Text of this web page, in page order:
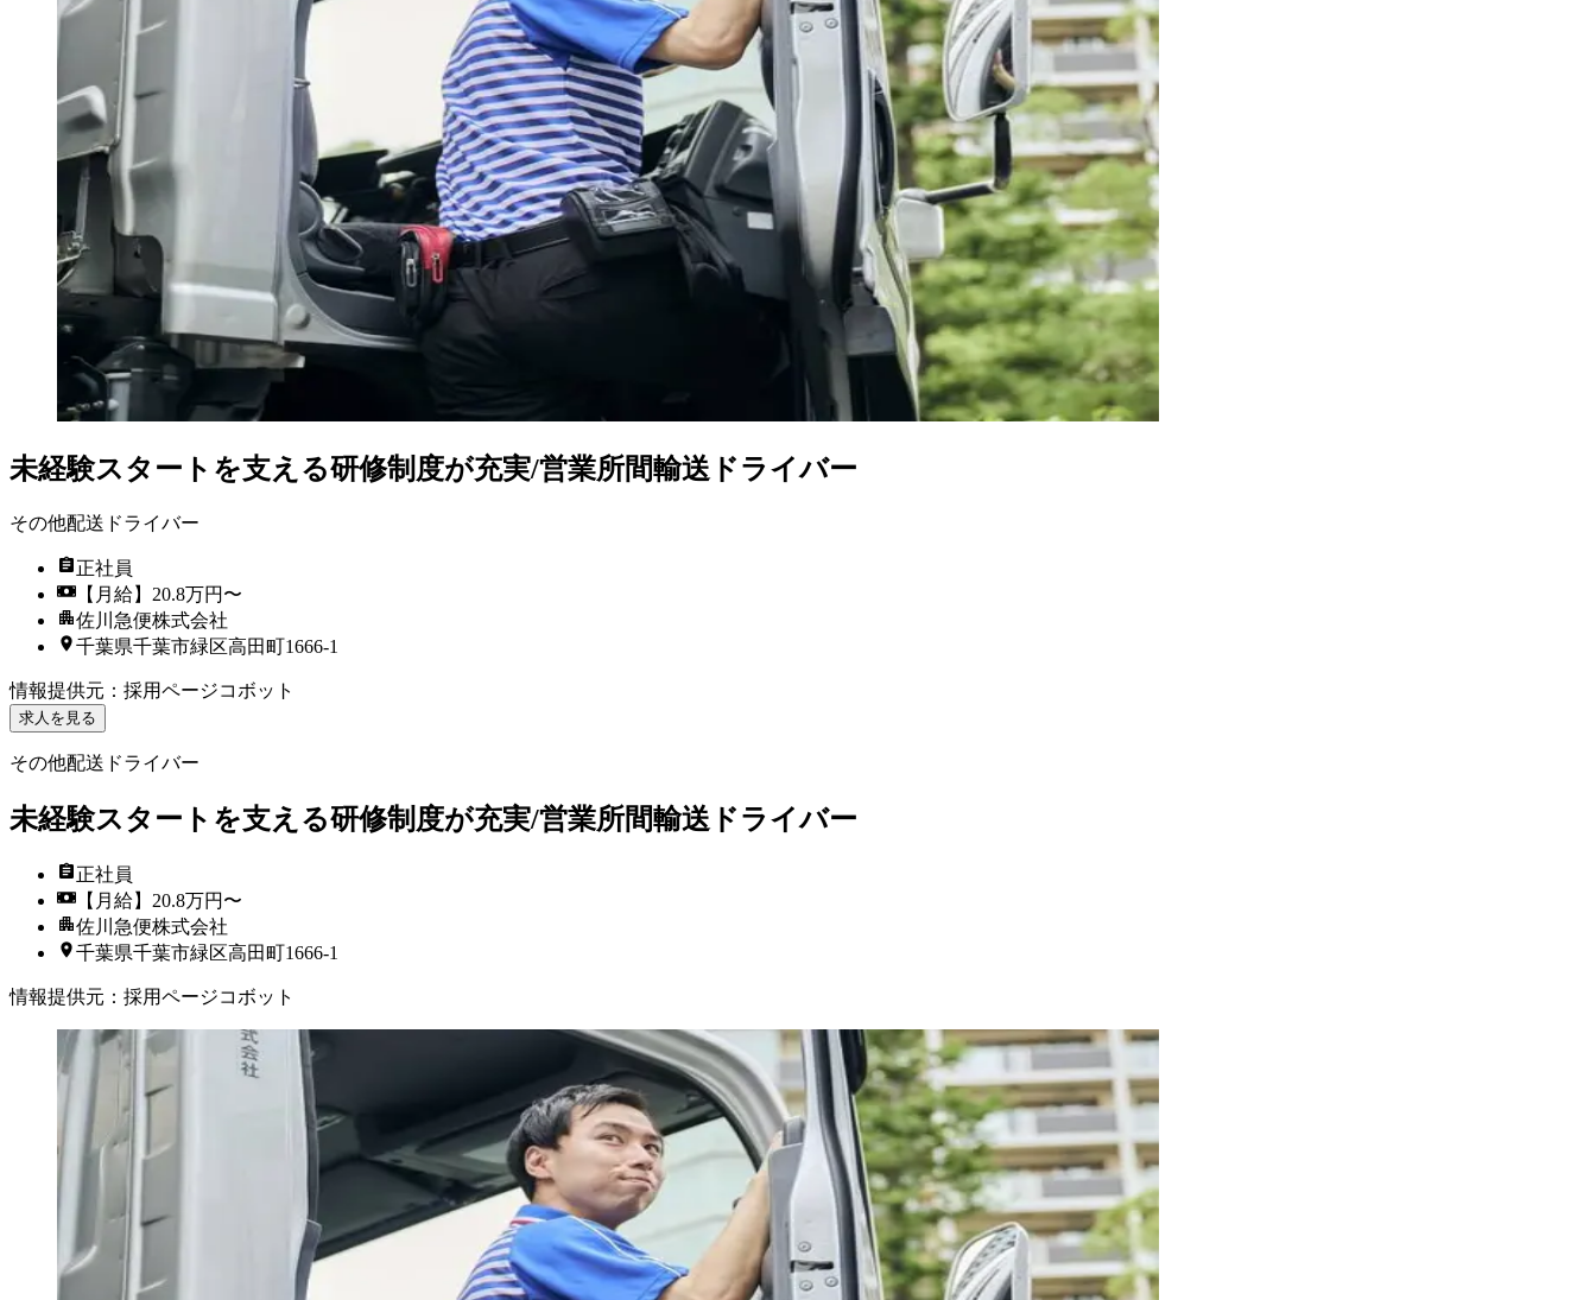
未経験スタートを支える研修制度が充実/営業所間輸送ドライバー
その他配送ドライバー
正社員
【月給】20.8万円〜
佐川急便株式会社
千葉県千葉市緑区高田町1666-1
情報提供元 ： 採用ページコボット
求人を見る
その他配送ドライバー
未経験スタートを支える研修制度が充実/営業所間輸送ドライバー
正社員
【月給】20.8万円〜
佐川急便株式会社
千葉県千葉市緑区高田町1666-1
情報提供元 ： 採用ページコボット